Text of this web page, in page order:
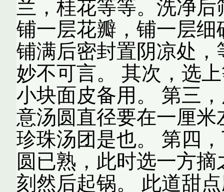
兰，桂花等等。洗净
铺一层花瓣，铺一层
铺满后密封置阴凉处
妙不可言。 其次，选
小块面皮备用。 第三
意汤圆直径要在一厘
珍珠汤团是也。 第四
圆已熟，此时选一方
刻然后起锅。 此道甜